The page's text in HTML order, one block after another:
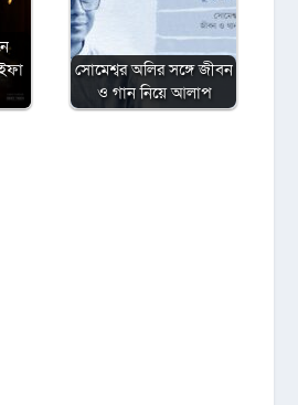
সোমেশ্বর অলির সঙ্গে জীবন
ও গান নিয়ে আলাপ